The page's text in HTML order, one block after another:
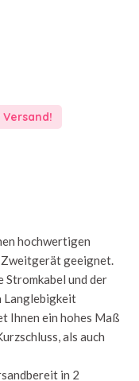
hochwertigen
Zweitgerät geeignet.
und der
Langlebigkeit
Ihnen ein hohes Maß
als auch
in 2